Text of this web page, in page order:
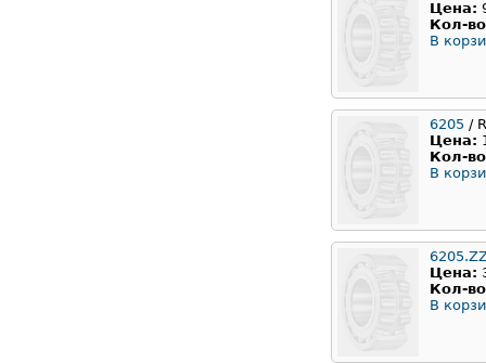
Цена:
Кол-
В
6205 /
Цена:
Кол-
В
Цена:
Кол-
В